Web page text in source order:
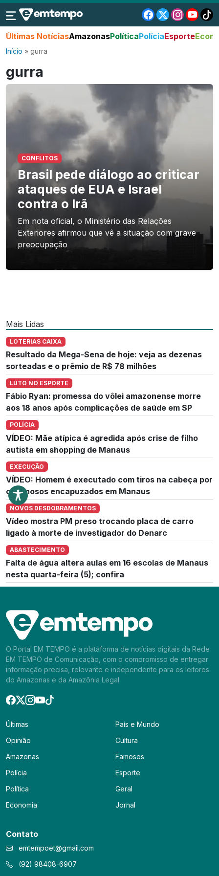
Últimas NotíciasAmazonasPolíticaPolíciaEsporte
Início » gurra
gurra
CONFLITOS
Brasil pede diálogo ao criticar
ataques de EUA e Israel
contra o Irã
Em nota oficial, o Ministério das Relações
Exteriores afirmou que vê a situação com grave
preocupação
Mais Lidas
LOTERIAS CAIXA
Resultado da Mega-Sena de hoje: veja as dezenas
sorteadas e o prêmio de R$ 78 milhões
LUTO NO ESPORTE
Fábio Ryan: promessa do vôlei amazonense morre
aos 18 anos após complicações de saúde em SP
POLÍCIA
VÍDEO: Mãe atípica é agredida após crise de filho
autista em shopping de Manaus
EXECUÇÃO
VÍDEO: Homem é executado com tiros na cabeça por
criminosos encapuzados em Manaus
NOVOS DESDOBRAMENTOS
Vídeo mostra PM preso trocando placa de carro
ligado à morte de investigador do Denarc
ABASTECIMENTO
Falta de água altera aulas em 16 escolas de Manaus
nesta quarta-feira (5); confira
O Portal EM TEMPO é a plataforma de notícias digitais da Rede
EM TEMPO de Comunicação, com o compromisso de entregar
informação precisa, relevante e independente para os leitores
do Amazonas e da Amazônia Legal.
Últimas
Opinião
Amazonas
Polícia
Política
Economia
País e Mundo
Cultura
Famosos
Esporte
Geral
Jornal
Contato
emtempoet@gmail.com
(92) 98408-6907